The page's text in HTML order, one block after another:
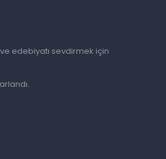
edebiyatı sevdirmek için